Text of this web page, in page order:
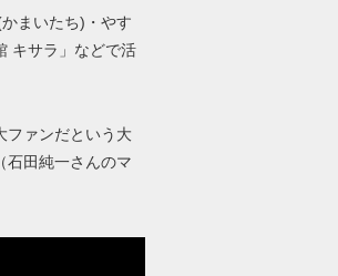
まいたち)・やす
キサラ」などで活
ファンだという大
石田純一さんのマ